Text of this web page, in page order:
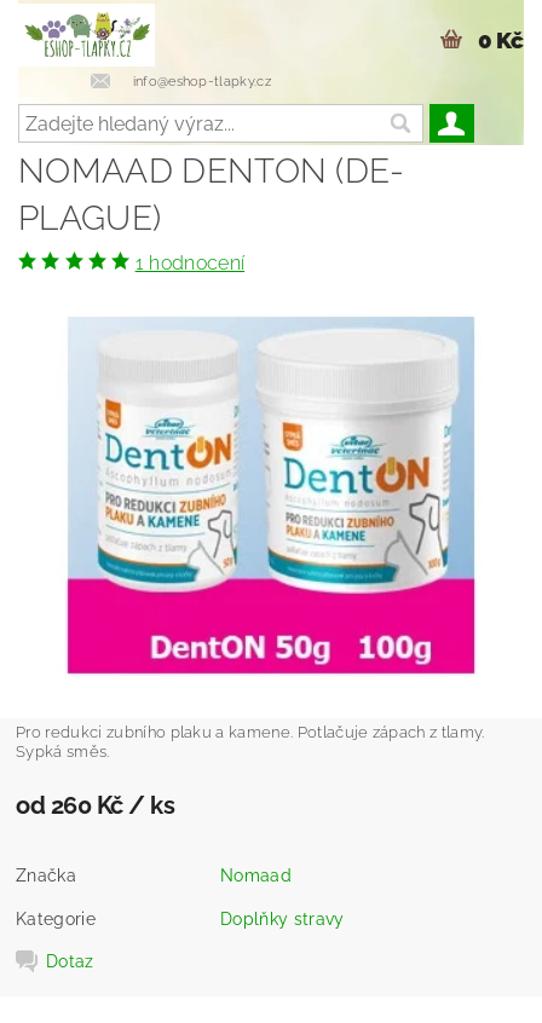
info@eshop-tlapky.cz
0 Kč
NOMAAD DENTON (DE-
PLAGUE)
1 hodnocení
Pro redukci zubního plaku a kamene. Potlačuje zápach z tlamy.
Sypká směs.
od 260 Kč/ ks
Značka Nomaad
Kategorie Doplňky stravy
Dotaz